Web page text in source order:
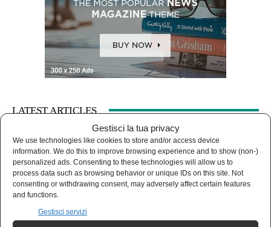
Gestisci la tua privacy
We use technologies like cookies to store and/or access device
information. We do this to improve browsing experience and to show (non-)
personalized ads. Consenting to these technologies will allow us to
process data such as browsing behavior or unique IDs on this site. Not
consenting or withdrawing consent, may adversely affect certain features
and functions.
Gestisci servizi
LATEST ARTICLES
POLIS
Italia prima per debito, ultima per crescita:
le armi prima degli stipendi